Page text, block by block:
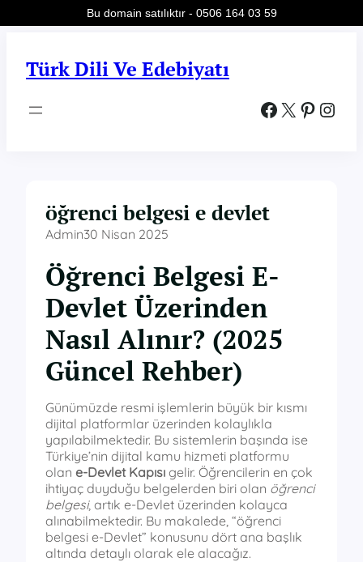
Türk Dili Ve Edebiyatı
Facebook X Pinterest Instagram
öğrenci belgesi e devlet
Admin30 Nisan 2025
Öğrenci Belgesi E-
Devlet Üzerinden
Nasıl Alınır? (2025
Güncel Rehber)
Günümüzde resmi işlemlerin büyük bir kısmı
dijital platformlar üzerinden kolaylıkla
yapılabilmektedir. Bu sistemlerin başında ise
Türkiye’nin dijital kamu hizmeti platformu
olan e-Devlet Kapısı gelir. Öğrencilerin en çok
ihtiyaç duyduğu belgelerden biri olan öğrenci
belgesi, artık e-Devlet üzerinden kolayca
alınabilmektedir. Bu makalede, “öğrenci
belgesi e-Devlet” konusunu dört ana başlık
altında detaylı olarak ele alacağız.
Bu domain satılıktır - 0506 164 03 59